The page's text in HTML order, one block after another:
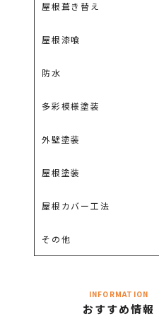
屋根葺き替え
屋根漆喰
防水
多彩模様塗装
外壁塗装
屋根塗装
屋根カバー工法
その他
INFORMATION
おすすめ情報